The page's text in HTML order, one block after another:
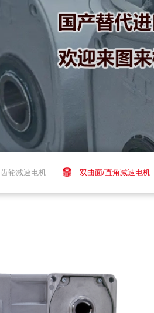
齿轮减速电机 双曲面/直角减速电机